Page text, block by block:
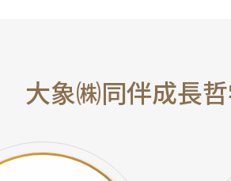
大象㈱同伴成長